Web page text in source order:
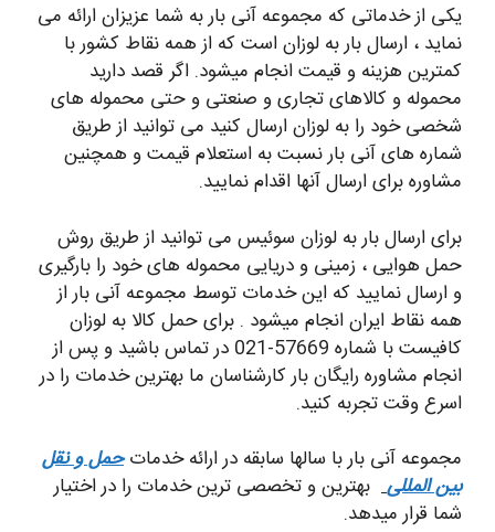
یکی از خدماتی که مجموعه آنی بار به شما عزیزان ارائه می
نماید ، ارسال بار به لوزان است که از همه نقاط کشور با
کمترین هزینه و قیمت انجام میشود. اگر قصد دارید
محموله و کالاهای تجاری و صنعتی و حتی محموله های
شخصی خود را به لوزان ارسال کنید می توانید از طریق
شماره های آنی بار نسبت به استعلام قیمت و همچنین
مشاوره برای ارسال آنها اقدام نمایید.
برای ارسال بار به لوزان سوئیس می توانید از طریق روش
حمل هوایی ، زمینی و دریایی محموله های خود را بارگیری
و ارسال نمایید که این خدمات توسط مجموعه آنی بار از
همه نقاط ایران انجام میشود . برای حمل کالا به لوزان
کافیست با شماره 57669-021 در تماس باشید و پس از
انجام مشاوره رایگان بار کارشناسان ما بهترین خدمات را در
اسرع وقت تجربه کنید.
مجموعه آنی بار با سالها سابقه در ارائه خدماتحمل و نقل
بین المللی بهترین و تخصصی ترین خدمات را در اختیار
شما قرار میدهد.